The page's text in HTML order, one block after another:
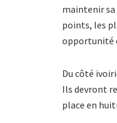
maintenir sa
points, les
opportunité
Du côté
Ils devront
place en